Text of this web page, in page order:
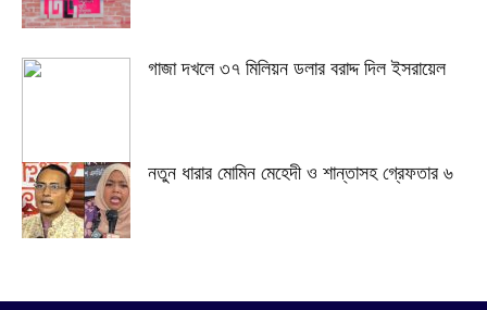
গাজা দখলে ৩৭ মিলিয়ন ডলার বরাদ্দ দিল ইসরায়েল
নতুন ধারার মোমিন মেহেদী ও শান্তাসহ গ্রেফতার ৬